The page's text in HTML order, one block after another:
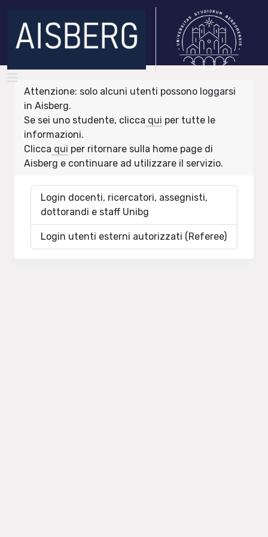
Attenzione: solo alcuni utenti possono loggarsi
in Aisberg.
Se sei uno studente, clicca qui per tutte le
informazioni.
Clicca qui per ritornare sulla home page di
Aisberg e continuare ad utilizzare il servizio.
Login docenti, ricercatori, assegnisti,
dottorandi e staff Unibg
Login utenti esterni autorizzati (Referee)